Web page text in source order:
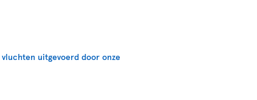
vluchten uitgevoerd door onze